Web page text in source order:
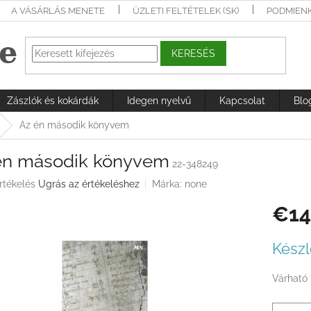
A VÁSÁRLÁS MENETE ÜZLETI FELTÉTELEK (SK)
KERESÉS
Zászlók és kokárdák Idegen nyelvű Kapcsolat
Az én második könyvem
második könyvem 22-348249
Ugrás az értékeléshez Márka: none
Várható